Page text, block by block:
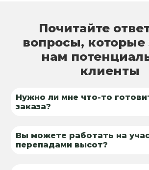
Почитайте
вопросы, которые
нам
клиенты
Нужно ли мне что-то
заказа?
Вы можете работать на
перепадами высот?